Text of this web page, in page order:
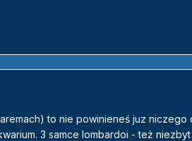
to nie powinieneś juz niczego
3 samce lombardoi - też